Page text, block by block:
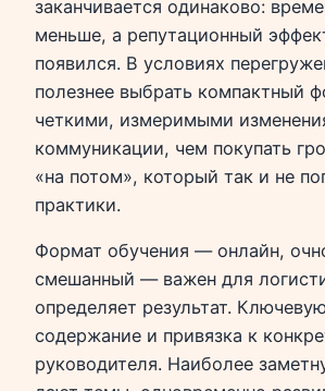
заканчивается одинаково:
меньше, а репутационный
появился. В условиях
полезнее выбрать компактный
четкими, измеримыми
коммуникации, чем покупать
«на потом», который так и не
практики.
Формат обучения — онлайн,
смешанный — важен для
определяет результат.
содержание и привязка к
руководителя. Наиболее